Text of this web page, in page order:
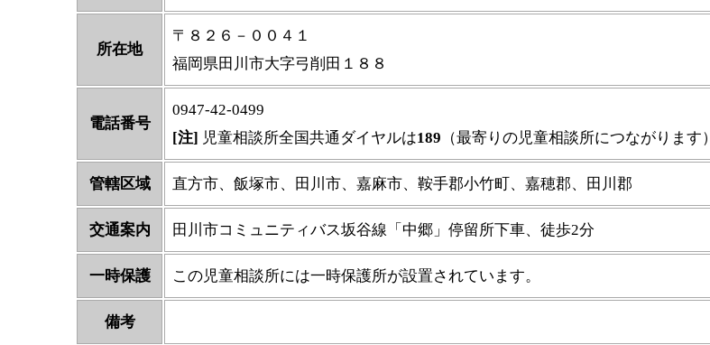
所在地
〒８２６－００４１
福岡県田川市大字弓削田１８８
電話番号
0947-42-0499
[注] 児童相談所全国共通ダイヤルは189 （最寄りの児童相談所につながります）
管轄区域 直方市、飯塚市、田川市、嘉麻市、鞍手郡小竹町、嘉穂郡、田川郡
交通案内 田川市コミュニティバス坂谷線「中郷」停留所下車、徒歩2分
一時保護 この児童相談所には一時保護所が設置されています。
備考